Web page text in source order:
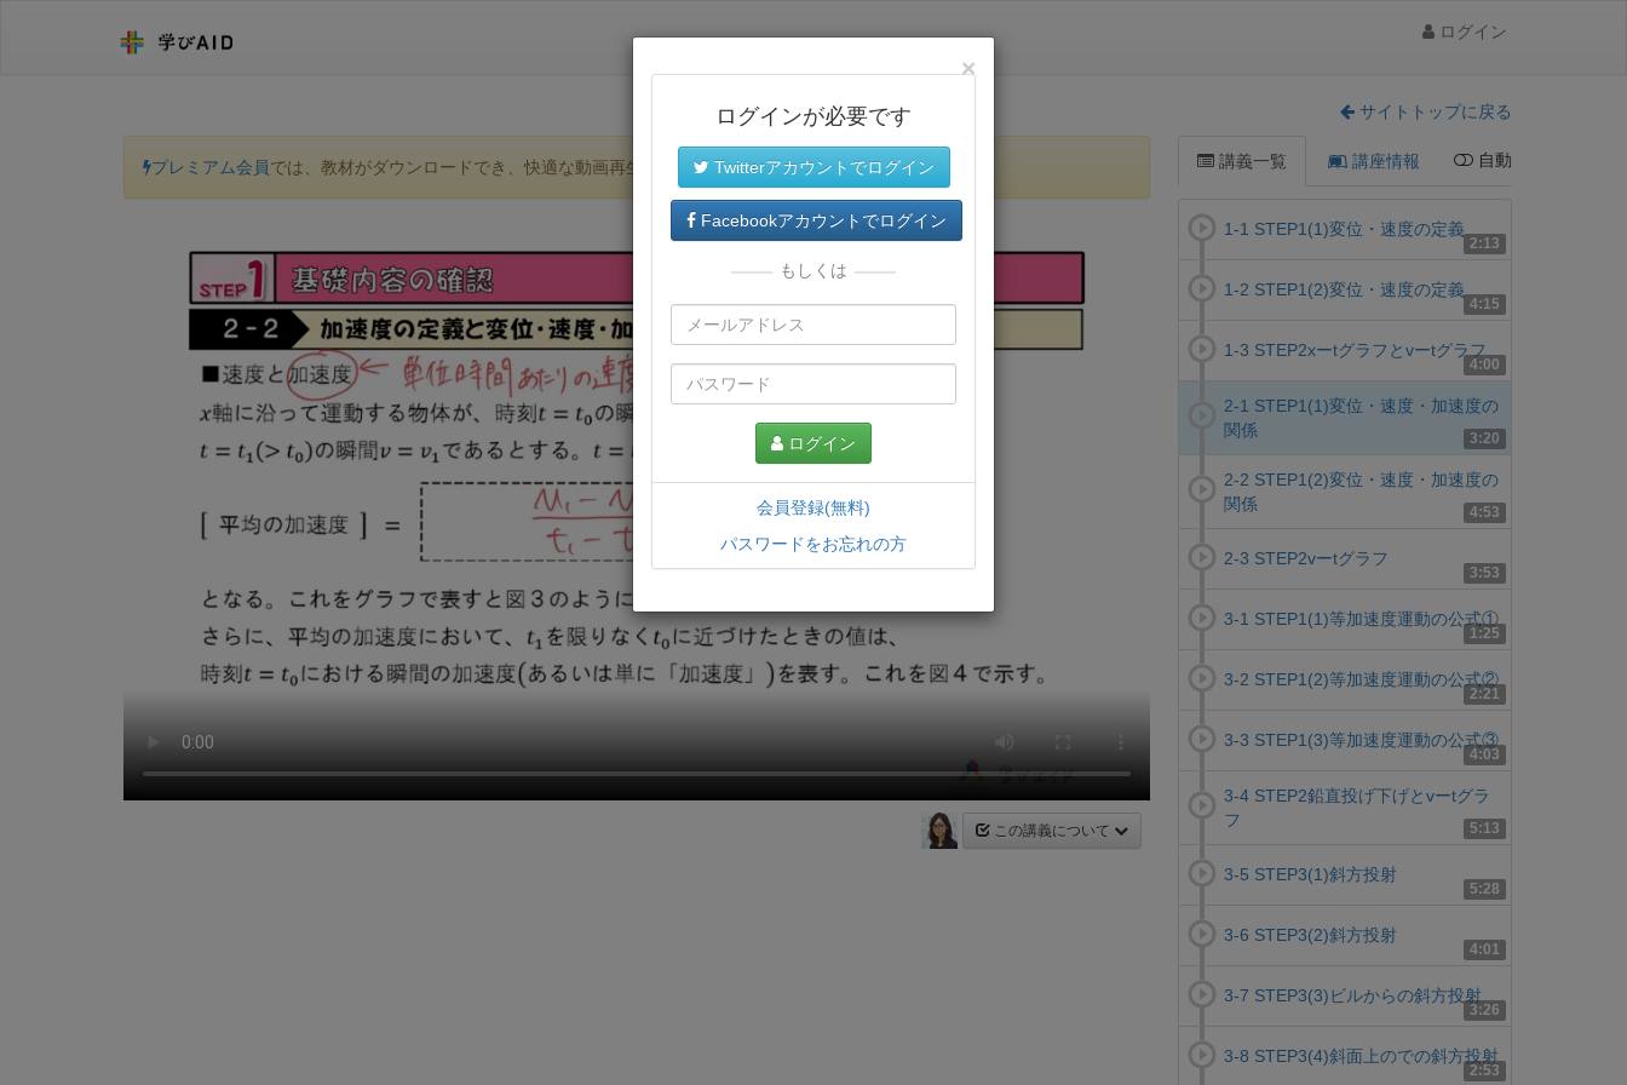
ログイン
サイトトップに戻る
プレミアム会員では、教材がダウンロードでき、快適な動画再生環境が提供されます。
この講義について
講義一覧 講座情報 自動
2:13
1-1 STEP1(1)変位・速度の定義
4:15
1-2 STEP1(2)変位・速度の定義
4:00
1-3 STEP2xーtグラフとvーtグラフ
3:20
2-1 STEP1(1)変位・速度・加速度の
関係
4:53
2-2 STEP1(2)変位・速度・加速度の
関係
3:53
2-3 STEP2vーtグラフ
1:25
3-1 STEP1(1)等加速度運動の公式①
2:21
3-2 STEP1(2)等加速度運動の公式②
4:03
3-3 STEP1(3)等加速度運動の公式③
5:13
3-4 STEP2鉛直投げ下げとvーtグラ
フ
5:28
3-5 STEP3(1)斜方投射
4:01
3-6 STEP3(2)斜方投射
3:26
3-7 STEP3(3)ビルからの斜方投射
2:53
3-8 STEP3(4)斜面上のでの斜方投射
×
ログインが必要です
Twitterアカウントでログイン
Facebookアカウントでログイン
もしくは
ログイン
会員登録(無料)
パスワードをお忘れの方